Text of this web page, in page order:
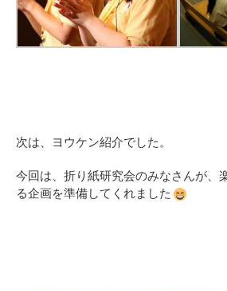
次は、ヨウケン紹介でした。
今回は、折り紙研究会のみなさんが、
る企画を準備してくれました